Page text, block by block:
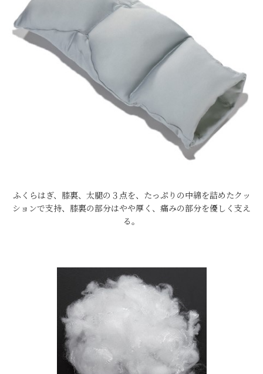
ふくらはぎ、膝裏、太腿の３点を、たっぷりの中綿を詰めたクッ
ションで支持、膝裏の部分はやや厚く、痛みの部分を優しく支え
る。